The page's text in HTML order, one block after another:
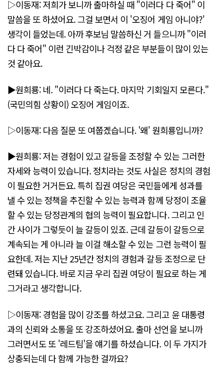
▷이동재: 저희가 보니까 출마하실 때 "이러다 다 죽어" 이
말씀을 또 하셨어요. 그걸 보면서 이 '오징어 게임 아니야?'
생각이 들었는데. 아까 후보님 말씀하신 거 들으니까 "이러
다 다 죽어" 이런 긴박감이나 걱정 같은 부분들이 많이 있는
것 같아요.
▶원희룡: 네. "이러다 다 죽는다. 마지막 기회일지 모른다."
(국민의힘 상황이) 오징어 게임이죠.
▷이동재: 다음 질문 또 여쭙겠습니다. '왜' 원희룡입니까?
▶원희룡: 저는 경험이 있고 갈등을 조정할 수 있는 그러한
자세와 능력이 있습니다. 정치라는 것도 사실은 정치의 경험
이 필요한 거거든요. 특히 집권 여당은 국민들에게 성과를
낼 수 있는 정책을 추진할 수 있는 능력과 함께 당정이 조율
할 수 있는 당정관계의 협의 능력이 필요합니다. 그리고 인
간 사이가 그렇듯이 늘 갈등이 있죠. 근데 갈등이 갈등으로
계속되는 게 아니라 늘 이걸 해소할 수 있는 그런 능력이 필
요한데. 저는 지난 25년간 정치의 경험과 갈등 조정으로 단
련돼 있습니다. 바로 지금 우리 집권 여당이 필요로 하는 게
그거라고 생각합니다.
▷이동재: 경험을 많이 강조를 하셨고요. 그리고 윤 대통령
과의 신뢰와 소통을 또 강조하셨어요. 출마 선언을 보니까
그러면서도 또 '레드팀'을 얘기를 하셨습니다. 이 두 가지가
상충되는데 다 함께 가능한 걸까요?